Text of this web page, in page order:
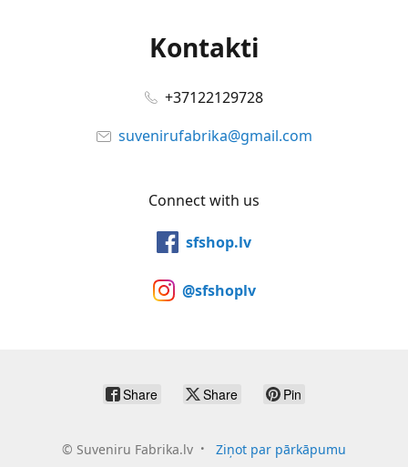
Kontakti
+37122129728
suvenirufabrika@gmail.com
Connect with us
sfshop.lv
@sfshoplv
Share Share Pin
© Suveniru Fabrika.lv Ziņot par pārkāpumu